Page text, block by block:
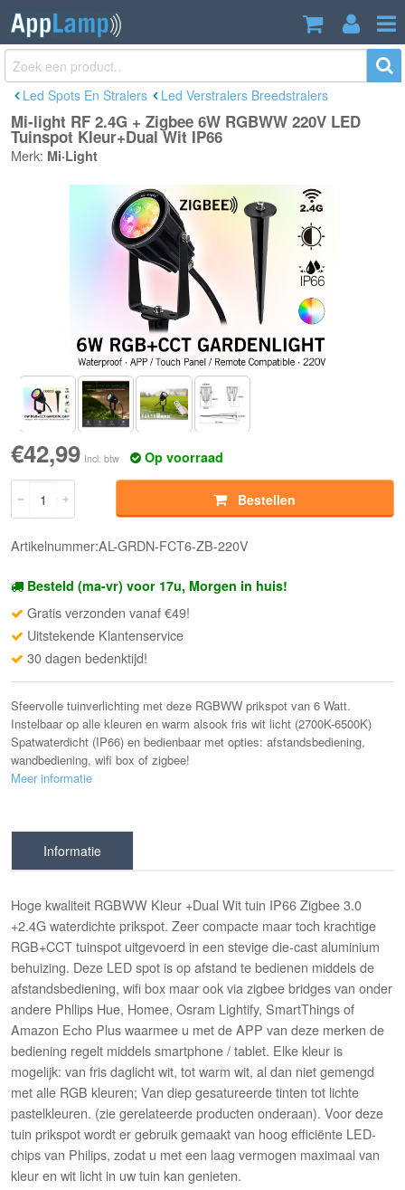
Mi-light RF 2.4G + Zigbee 6W RGBWW
220V LED Tuinspot Kleur+Dual Wit IP66
€42,99
Led Spots En Stralers Led Verstralers Breedstralers
Mi-light RF 2.4G + Zigbee 6W RGBWW 220V LED
Tuinspot Kleur+Dual Wit IP66
Merk: Mi·Light
€42,99 Incl. btw Op voorraad
Bestellen
Artikelnummer:AL-GRDN-FCT6-ZB-220V
Besteld (ma-vr) voor 17u, Morgen in huis!
Gratis verzonden vanaf €49!
Uitstekende Klantenservice
30 dagen bedenktijd!
Sfeervolle tuinverlichting met deze RGBWW prikspot van 6 Watt.
Instelbaar op alle kleuren en warm alsook fris wit licht (2700K-6500K)
Spatwaterdicht (IP66) en bedienbaar met opties: afstandsbediening,
wandbediening, wifi box of zigbee!
Meer informatie
Informatie
Hoge kwaliteit RGBWW Kleur +Dual Wit tuin IP66 Zigbee 3.0
+2.4G waterdichte prikspot. Zeer compacte maar toch krachtige
RGB+CCT tuinspot uitgevoerd in een stevige die-cast aluminium
behuizing. Deze LED spot is op afstand te bedienen middels de
afstandsbediening, wifi box maar ook via zigbee bridges van onder
andere Phllips Hue, Homee, Osram Lightify, SmartThings of
Amazon Echo Plus waarmee u met de APP van deze merken de
bediening regelt middels smartphone / tablet. Elke kleur is
mogelijk: van fris daglicht wit, tot warm wit, al dan niet gemengd
met alle RGB kleuren; Van diep gesatureerde tinten tot lichte
pastelkleuren. (zie gerelateerde producten onderaan). Voor deze
tuin prikspot wordt er gebruik gemaakt van hoog efficiënte LED-
chips van Philips, zodat u met een laag vermogen maximaal van
kleur en wit licht in uw tuin kan genieten.